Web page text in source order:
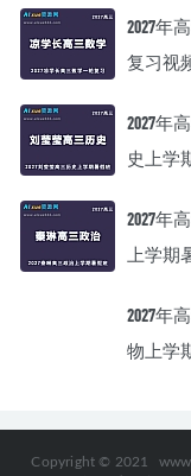
2027年
复习视
2027年
史上学
2027年
上学期
2027年
物上学
Copyright © 2021